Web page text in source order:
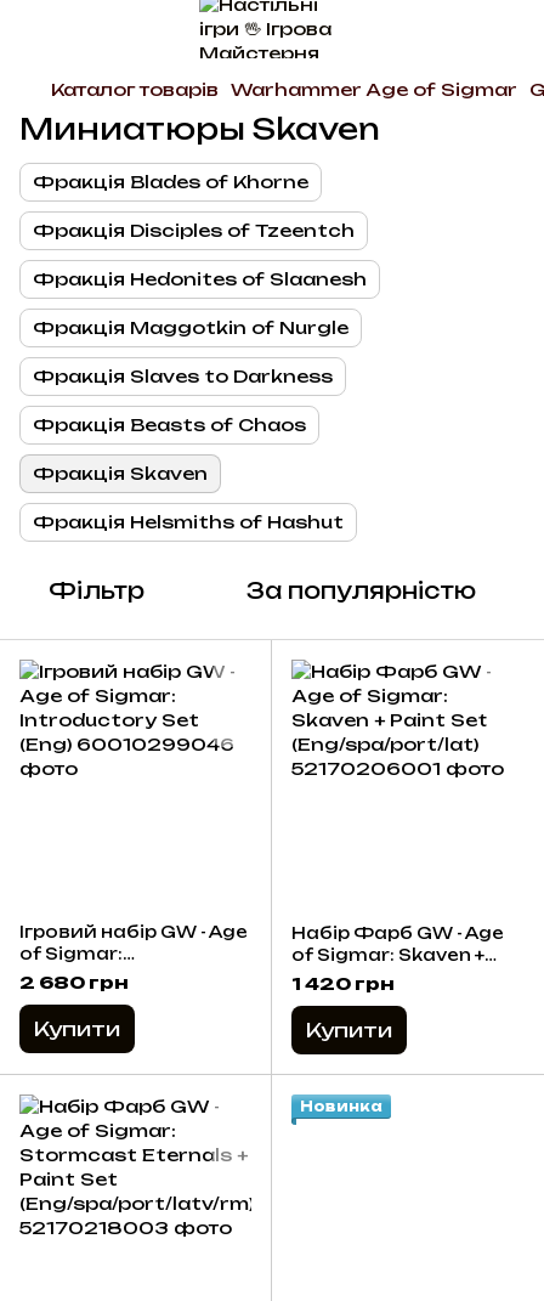
Каталог товарів Warhammer Age of Sigmar
Миниатюры Skaven
Фракція Blades of Khorne
Фракція Disciples of Tzeentch
Фракція Hedonites of Slaanesh
Фракція Maggotkin of Nurgle
Фракція Slaves to Darkness
Фракція Beasts of Chaos
Фракція Skaven
Фракція Helsmiths of Hashut
Фільтр За популярністю
Ігровий набір GW - Age
of Sigmar:
Introductory Set (Eng)
2 680 грн
Купити
Набір Фарб GW - Age
of Sigmar: Skaven +
Paint Set
(Eng/spa/port/lat)
1 420 грн
Купити
Новинка